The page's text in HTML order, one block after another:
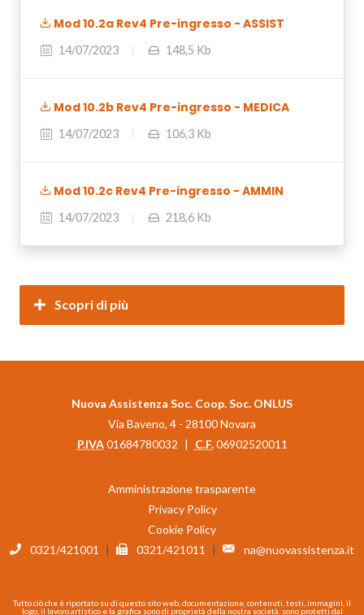
Mod 10.2a Rev4 Pre-ingresso - ASSIST
14/07/2023 148,5 Kb
Mod 10.2b Rev4 Pre-ingresso - MEDICA
14/07/2023 106,3 Kb
Mod 10.2c Rev4 Pre-ingresso - AMMIN
14/07/2023 218,6 Kb
Scopri di più
Nuova Assistenza Soc. Coop. Soc. ONLUS
Via Baveno, 4 - 28100 Novara
P.IVA 01684780032 | C.F. 06902520011
Amministrazione trasparente
Privacy Policy
Cookie Policy
0321/421001
| 0321/421011 | na@nuovassistenza.it
Tutto ciò che è riportato su di questo sito web, documentazione, contenuti, testi, immagini, il
logo, il lavoro artistico e la grafica sono di proprietà della nostra società, sono protetti dal